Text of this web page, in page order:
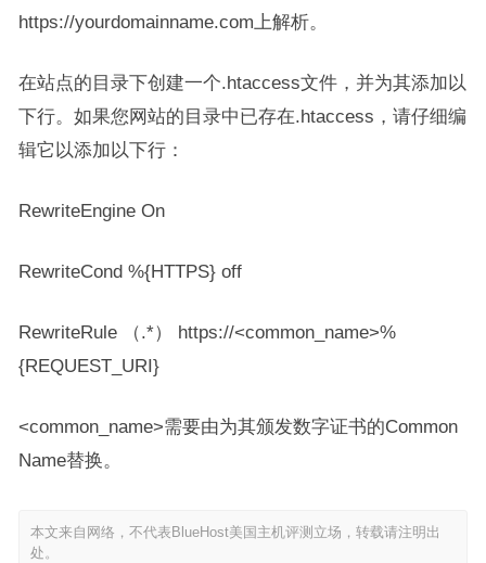
https://yourdomainname.com上解析。
在站点的目录下创建一个.htaccess文件，并为其添加以
下行。如果您网站的目录中已存在.htaccess，请仔细编
辑它以添加以下行：
RewriteEngine On
RewriteCond %{HTTPS} off
RewriteRule （.*） https://<common_name>%
{REQUEST_URI}
<common_name>需要由为其颁发数字证书的Common
Name替换。
本文来自网络，不代表BlueHost美国主机评测立场，转载请注明出
处。